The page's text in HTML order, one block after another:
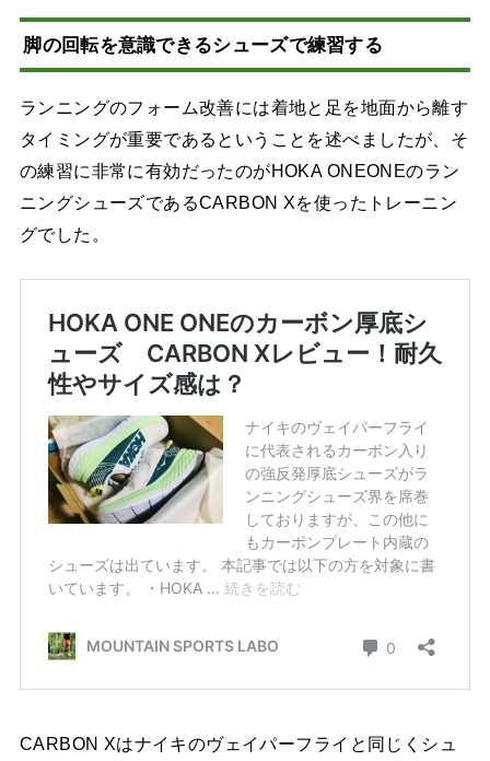
脚の回転を意識できるシューズで練習する
ランニングのフォーム改善には着地と足を地面から離す
タイミングが重要であるということを述べましたが、そ
の練習に非常に有効だったのがHOKA ONEONEのラン
ニングシューズであるCARBON Xを使ったトレーニン
グでした。
CARBON Xはナイキのヴェイパーフライと同じくシュ